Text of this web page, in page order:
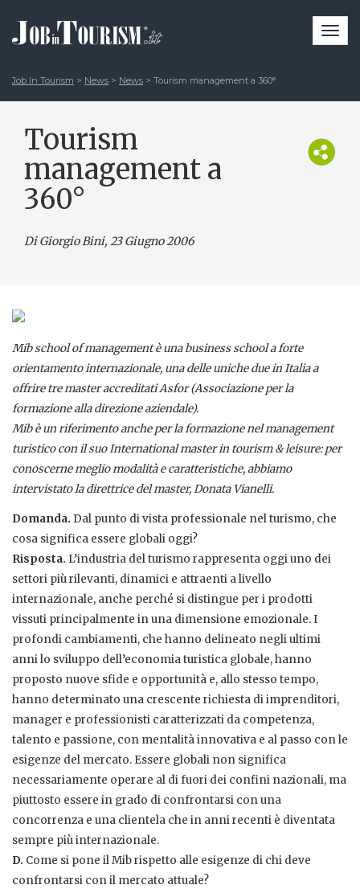
Job In Tourism > News > News > Tourism management a 360°
Tourism
management a
360°
Di Giorgio Bini, 23 Giugno 2006
Mib school of management è una business school a forte
orientamento internazionale, una delle uniche due in Italia a
offrire tre master accreditati Asfor (Associazione per la
formazione alla direzione aziendale).
Mib è un riferimento anche per la formazione nel management
turistico con il suo International master in tourism & leisure: per
conoscerne meglio modalità e caratteristiche, abbiamo
intervistato la direttrice del master, Donata Vianelli.
Domanda. Dal punto di vista professionale nel turismo, che
cosa significa essere globali oggi?
Risposta. L’industria del turismo rappresenta oggi uno dei
settori più rilevanti, dinamici e attraenti a livello
internazionale, anche perché si distingue per i prodotti
vissuti principalmente in una dimensione emozionale. I
profondi cambiamenti, che hanno delineato negli ultimi
anni lo sviluppo dell’economia turistica globale, hanno
proposto nuove sfide e opportunità e, allo stesso tempo,
hanno determinato una crescente richiesta di imprenditori,
manager e professionisti caratterizzati da competenza,
talento e passione, con mentalità innovativa e al passo con le
esigenze del mercato. Essere globali non significa
necessariamente operare al di fuori dei confini nazionali, ma
piuttosto essere in grado di confrontarsi con una
concorrenza e una clientela che in anni recenti è diventata
sempre più internazionale.
D. Come si pone il Mib rispetto alle esigenze di chi deve
confrontarsi con il mercato attuale?